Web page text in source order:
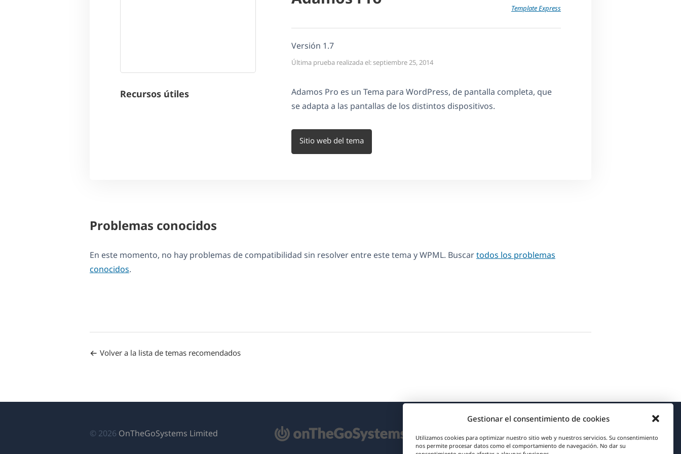
Gestionar el consentimiento de cookies
Utilizamos cookies para optimizar nuestro sitio web y nuestros servicios. Su consentimiento
nos permite procesar datos como el comportamiento de navegación. No dar su
Recursos útiles
Template Express
Versión 1.7
Última prueba realizada el: septiembre 25, 2014
Adamos Pro es un Tema para WordPress, de pantalla completa, que
se adapta a las pantallas de los distintos dispositivos.
Sitio web del tema
Problemas conocidos
En este momento, no hay problemas de compatibilidad sin resolver entre este tema y WPML. Buscartodos los problemas
conocidos.
Volver a la lista de temas recomendados
© 2026 OnTheGoSystems Limited
Acerca de WPML
RGPD y Política de Privacidad